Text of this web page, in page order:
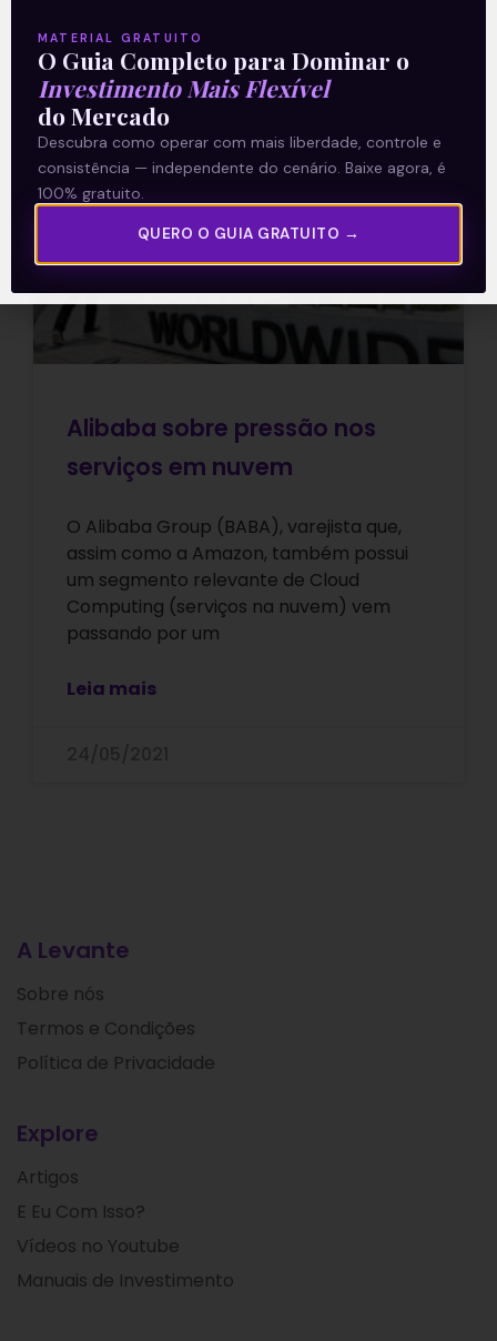
16/09/2021
Alibaba sobre pressão nos
serviços em nuvem
O Alibaba Group (BABA), varejista que,
assim como a Amazon, também possui
um segmento relevante de Cloud
Computing (serviços na nuvem) vem
passando por um
Leia mais
A Levante
Sobre nós
Termos e Condições
Política de Privacidade
Explore
Artigos
E Eu Com Isso?
Vídeos no Youtube
Manuais de Investimento
MATERIAL GRATUITO
O Guia Completo para Dominar o
Investimento Mais Flexível
do Mercado
Descubra como operar com mais liberdade, controle e
consistência — independente do cenário. Baixe agora, é
100% gratuito.
QUERO O GUIA GRATUITO →